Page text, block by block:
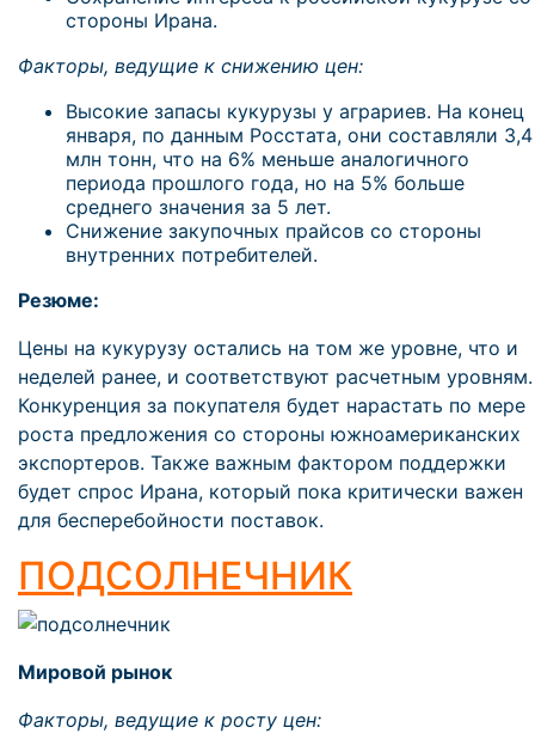
стороны Ирана.
Факторы, ведущие к снижению цен:
Высокие запасы кукурузы у аграриев. На конец
января, по данным Росстата, они составляли 3,4
млн тонн, что на 6% меньше аналогичного
периода прошлого года, но на 5% больше
среднего значения за 5 лет.
Снижение закупочных прайсов со стороны
внутренних потребителей.
Резюме:
Цены на кукурузу остались на том же уровне, что и
неделей ранее, и соответствуют расчетным уровням.
Конкуренция за покупателя будет нарастать по мере
роста предложения со стороны южноамериканских
экспортеров. Также важным фактором поддержки
будет спрос Ирана, который пока критически важен
для бесперебойности поставок.
ПОДСОЛНЕЧНИК
Мировой рынок
Факторы, ведущие к росту цен: